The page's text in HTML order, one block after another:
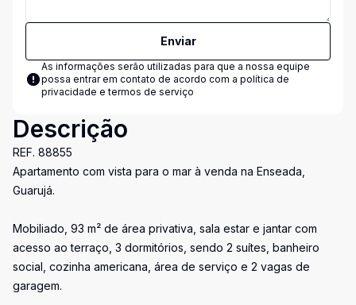
Enviar
As informações serão utilizadas para que a nossa equipe
possa entrar em contato de acordo com a política de
privacidade e termos de serviço
Descrição
REF. 88855
Apartamento com vista para o mar à venda na Enseada,
Guarujá.
Mobiliado, 93 m² de área privativa, sala estar e jantar com
acesso ao terraço, 3 dormitórios, sendo 2 suítes, banheiro
social, cozinha americana, área de serviço e 2 vagas de
garagem.